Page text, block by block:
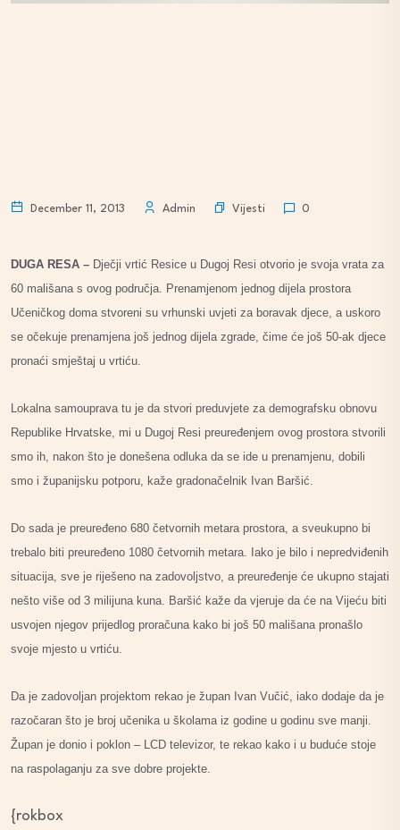
December 11, 2013 Admin Vijesti 0
DUGA RESA – Dječji vrtić Resice u Dugoj Resi otvorio je svoja vrata za
60 mališana s ovog područja. Prenamjenom jednog dijela prostora
Učeničkog doma stvoreni su vrhunski uvjeti za boravak djece, a uskoro
se očekuje prenamjena još jednog dijela zgrade, čime će još 50-ak djece
pronaći smještaj u vrtiću.
Lokalna samouprava tu je da stvori preduvjete za demografsku obnovu
Republike Hrvatske, mi u Dugoj Resi preuređenjem ovog prostora stvorili
smo ih, nakon što je donešena odluka da se ide u prenamjenu, dobili
smo i županijsku potporu, kaže gradonačelnik Ivan Baršić.
Do sada je preuređeno 680 četvornih metara prostora, a sveukupno bi
trebalo biti preuređeno 1080 četvornih metara. Iako je bilo i nepredviđenih
situacija, sve je riješeno na zadovoljstvo, a preuređenje će ukupno stajati
nešto više od 3 milijuna kuna. Baršić kaže da vjeruje da će na Vijeću biti
usvojen njegov prijedlog proračuna kako bi još 50 mališana pronašlo
svoje mjesto u vrtiću.
Da je zadovoljan projektom rekao je župan Ivan Vučić, iako dodaje da je
razočaran što je broj učenika u školama iz godine u godinu sve manji.
Župan je donio i poklon – LCD televizor, te rekao kako i u buduće stoje
na raspolaganju za sve dobre projekte.
{rokbox